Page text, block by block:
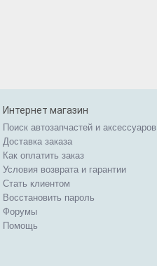
Интернет магазин
Поиск автозапчастей и аксессуаров
Доставка заказа
Как оплатить заказ
Условия возврата и гарантии
Стать клиентом
Восстановить пароль
Форумы
Помощь